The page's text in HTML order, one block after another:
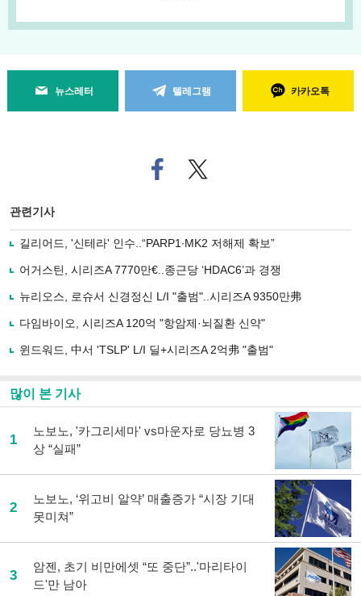
뉴스레터 텔레그램 카카오톡
페
이
로
사
유
기
트위
터로
관련기사
길리어드, '신테라' 인수..“PARP1∙MK2 저해제 확보”
어거스틴, 시리즈A 7770만€..종근당 ‘HDAC6’과 경쟁
뉴리오스, 로슈서 신경정신 L/I "출범"..시리즈A 9350만弗
다임바이오, 시리즈A 120억 "항암제·뇌질환 신약"
윈드워드, 中서 'TSLP' L/I 딜+시리즈A 2억弗 "출범"
많이 본 기사
1
노보노, '카그리세마' vs마운자로 당뇨병 3
상 “실패”
2
노보노, ‘위고비 알약’ 매출증가 “시장 기대
못미쳐”
3
암젠, 초기 비만에셋 “또 중단”..'마리타이
드'만 남아